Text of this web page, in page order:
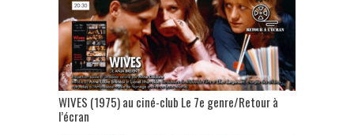
WIVES (1975) au ciné-club Le 7e genre/Retour à
l’écran